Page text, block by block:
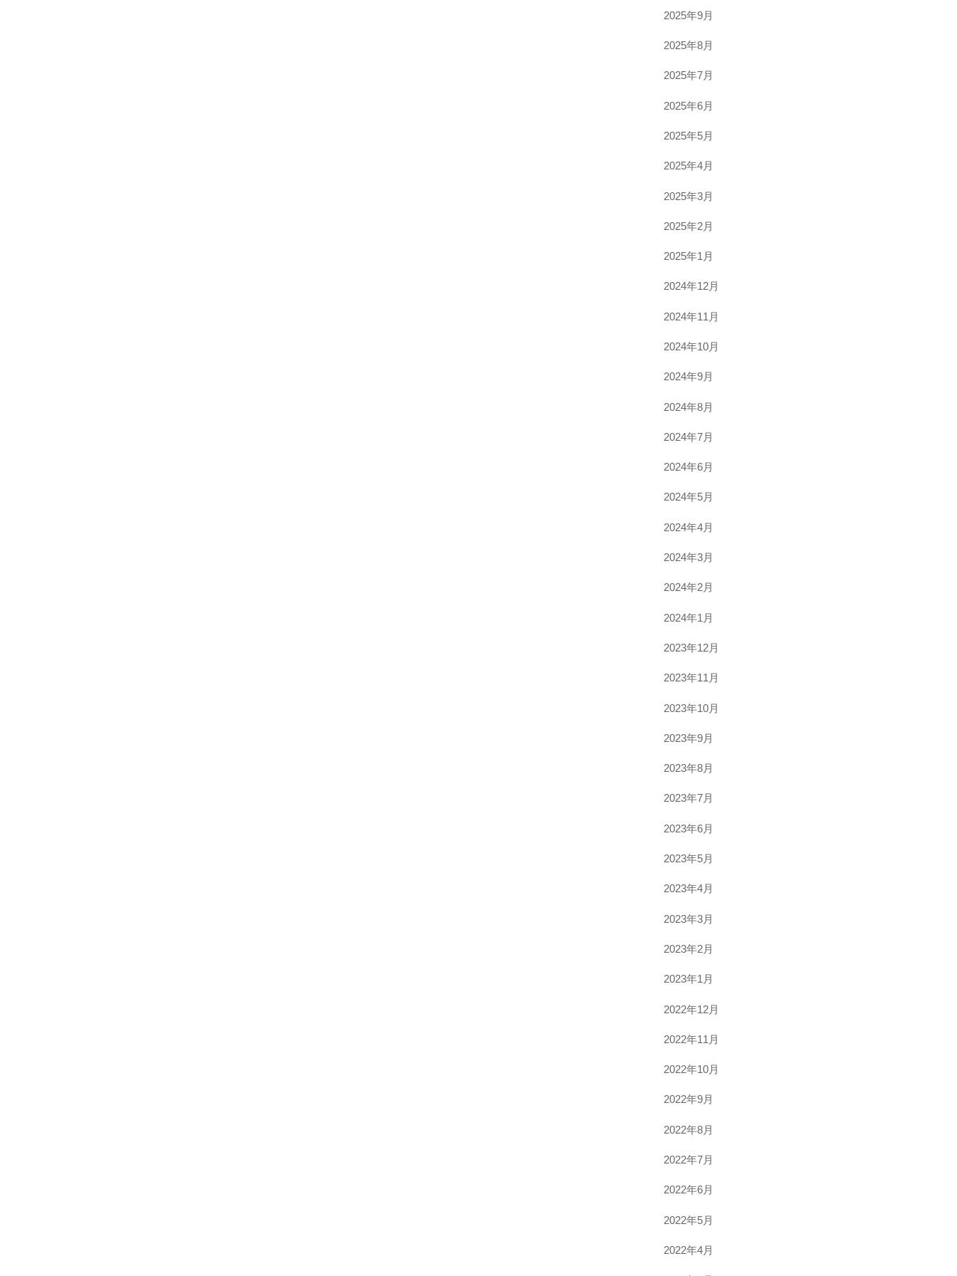
2025年9月
2025年8月
2025年7月
2025年6月
2025年5月
2025年4月
2025年3月
2025年2月
2025年1月
2024年12月
2024年11月
2024年10月
2024年9月
2024年8月
2024年7月
2024年6月
2024年5月
2024年4月
2024年3月
2024年2月
2024年1月
2023年12月
2023年11月
2023年10月
2023年9月
2023年8月
2023年7月
2023年6月
2023年5月
2023年4月
2023年3月
2023年2月
2023年1月
2022年12月
2022年11月
2022年10月
2022年9月
2022年8月
2022年7月
2022年6月
2022年5月
2022年4月